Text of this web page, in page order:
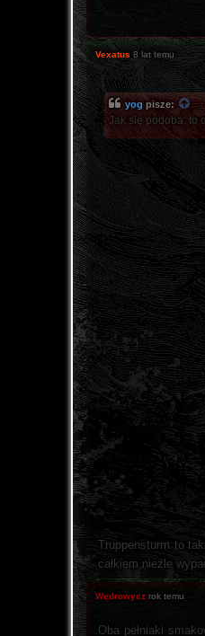
Vexatus 8 lat temu
yogpisze:
Jak się podoba, to
Truppensturm to
całkiem nieźle
Wędrowycz rok temu
Oba pełniaki